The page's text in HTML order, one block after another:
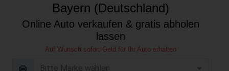
Bayern (Deutschland)
Online Auto verkaufen & gratis abholen
lassen
Auf Wunsch sofort Geld für Ihr Auto erhalten